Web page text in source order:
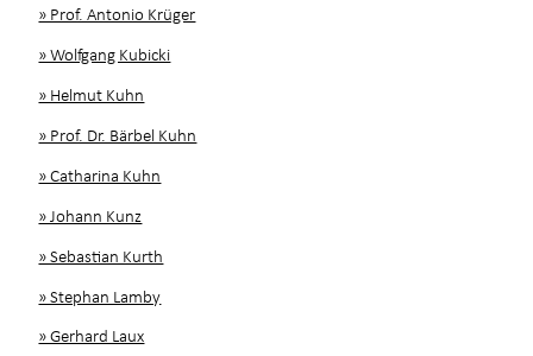
» Prof. Antonio Krüger
» Wolfgang Kubicki
» Helmut Kuhn
» Prof. Dr. Bärbel Kuhn
» Catharina Kuhn
» Johann Kunz
» Sebastian Kurth
» Stephan Lamby
» Gerhard Laux